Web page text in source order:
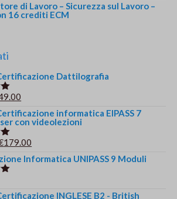
di Lavoro – Sicurezza sul Lavoro –
16 crediti ECM
Dattilografia
prezzo
attuale
è:
informatica EIPASS 7
con videolezioni
179.00
prezzo
Informatica UNIPASS 9 Moduli
INGLESE B2 - British